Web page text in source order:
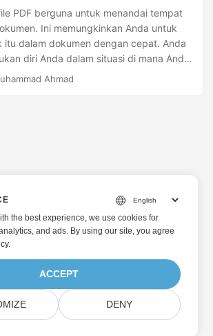
PDF berguna untuk menandai tempat
Ini memungkinkan Anda untuk
itu dalam dokumen dengan cepat. Anda
diri Anda dalam situasi di mana Anda
memodifikasi, atau menghapus
Ahmad
the best experience, we use cookies for
and ads. By using our site, you agree
.
ACCEPT
DENY